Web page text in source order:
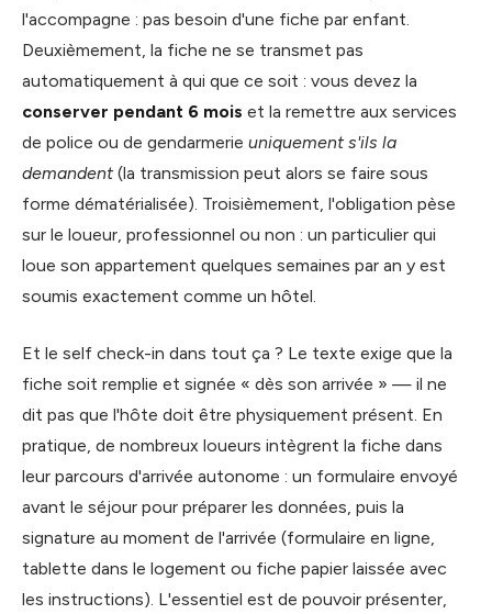
l'accompagne : pas besoin d'une fiche par enfant.
Deuxièmement, la fiche ne se transmet pas
automatiquement à qui que ce soit : vous devez la
conserver pendant 6 mois et la remettre aux services
de police ou de gendarmerie uniquement s'ils la
demandent (la transmission peut alors se faire sous
forme dématérialisée). Troisièmement, l'obligation pèse
sur le loueur, professionnel ou non : un particulier qui
loue son appartement quelques semaines par an y est
soumis exactement comme un hôtel.
Et le self check-in dans tout ça ? Le texte exige que la
fiche soit remplie et signée « dès son arrivée » — il ne
dit pas que l'hôte doit être physiquement présent. En
pratique, de nombreux loueurs intègrent la fiche dans
leur parcours d'arrivée autonome : un formulaire envoyé
avant le séjour pour préparer les données, puis la
signature au moment de l'arrivée (formulaire en ligne,
tablette dans le logement ou fiche papier laissée avec
les instructions). L'essentiel est de pouvoir présenter,